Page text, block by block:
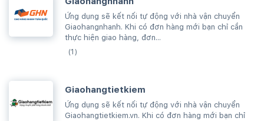
Ứng dụng sẽ kết nối tự động với nhà vận chuyển
Giaohangnhanh. Khi có đơn hàng mới bạn chỉ cần
thực hiện giao hàng, đơn...
(1)
Giaohangtietkiem
Ứng dụng sẽ kết nối tự động với nhà vận chuyển
Giaohangtietkiem.vn. Khi có đơn hàng mới bạn chỉ